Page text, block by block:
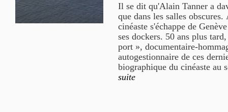
Il se dit qu'Alain Tanner a
que dans les salles
cinéaste s'échappe de
ses dockers. 50 ans plus
port », documentaire-
autogestionnaire de ces
biographique du cinéaste au
suite